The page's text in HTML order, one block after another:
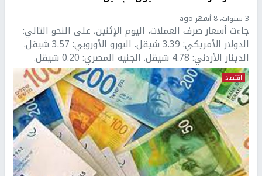
3 سنوات، 8 أشهر ago
جاءت أسعار صرف العملات، اليوم الإثنين، على النحو التالي:
الدولار الأمريكي: 3.39 شيقل. اليورو الأوروبي: 3.57 شيقل.
الدينار الأردني: 4.78 شيقل. الجنيه المصري: 0.20 شيقل.
اقتصاد